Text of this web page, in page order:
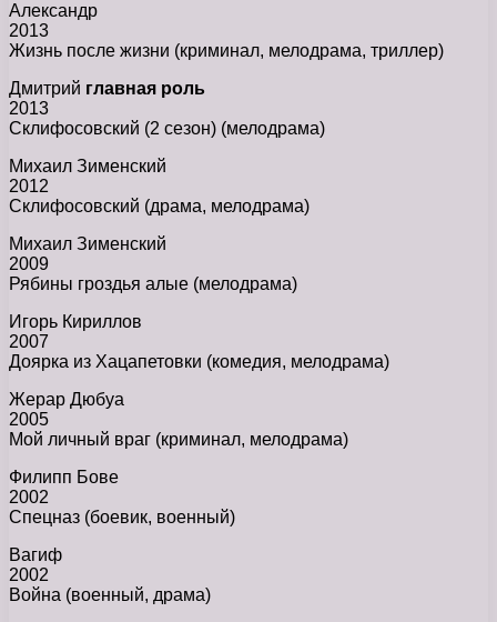
Александр
2013
Жизнь после жизни (криминал, мелодрама, триллер)
Дмитрий главная роль
2013
Склифосовский (2 сезон) (мелодрама)
Михаил Зименский
2012
Склифосовский (драма, мелодрама)
Михаил Зименский
2009
Рябины гроздья алые (мелодрама)
Игорь Кириллов
2007
Доярка из Хацапетовки (комедия, мелодрама)
Жерар Дюбуа
2005
Мой личный враг (криминал, мелодрама)
Филипп Бове
2002
Спецназ (боевик, военный)
Вагиф
2002
Война (военный, драма)